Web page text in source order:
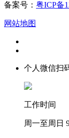
备案号： 粤ICP备
网站地图
个人微信扫
工作时间
周一至周日